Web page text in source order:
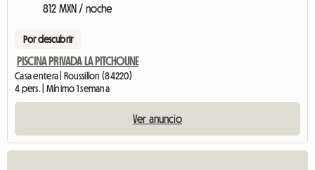
812 MXN / noche
Por descubrir
PISCINA PRIVADA LA PITCHOUNE
Casa entera | Roussillon (84220)
4 pers. | Mínimo 1 semana
Ver anuncio